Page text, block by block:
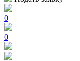
0
0